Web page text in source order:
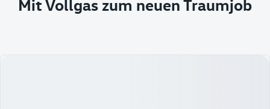
Mit Vollgas zum neuen Traumjob